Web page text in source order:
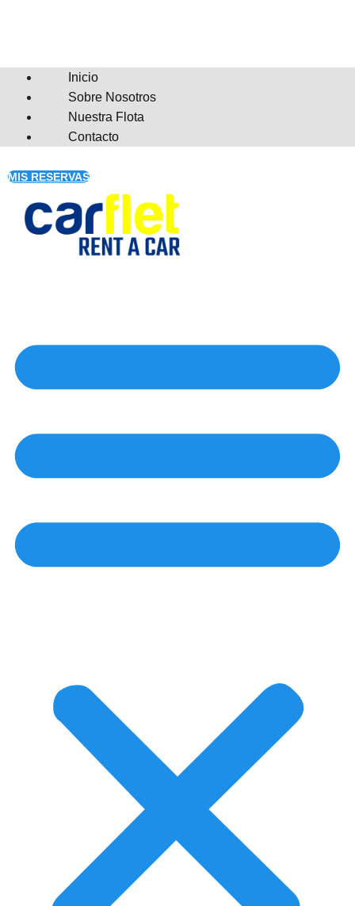
Inicio
Sobre Nosotros
Nuestra Flota
Contacto
MIS RESERVAS